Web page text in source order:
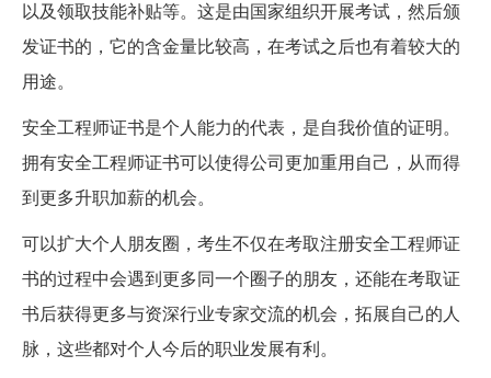
以及领取技能补贴等。这是由国家组织开展考试，然后颁
发证书的，它的含金量比较高，在考试之后也有着较大的
用途。
安全工程师证书是个人能力的代表，是自我价值的证明。
拥有安全工程师证书可以使得公司更加重用自己，从而得
到更多升职加薪的机会。
可以扩大个人朋友圈，考生不仅在考取注册安全工程师证
书的过程中会遇到更多同一个圈子的朋友，还能在考取证
书后获得更多与资深行业专家交流的机会，拓展自己的人
脉，这些都对个人今后的职业发展有利。